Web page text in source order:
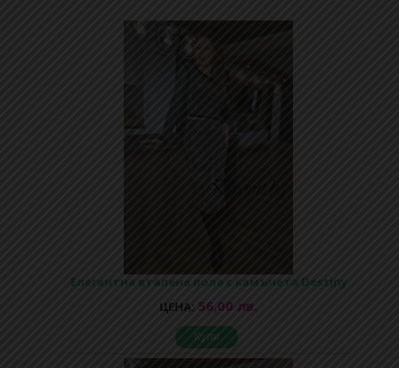
Елегантна вталена пола с камъчета Destiny
ЦЕНА: 56,00 лв.
Купи